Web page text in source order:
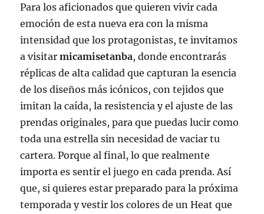
Para los aficionados que quieren vivir cada
emoción de esta nueva era con la misma
intensidad que los protagonistas, te invitamos
a visitarmicamisetanba, donde encontrarás
réplicas de alta calidad que capturan la esencia
de los diseños más icónicos, con tejidos que
imitan la caída, la resistencia y el ajuste de las
prendas originales, para que puedas lucir como
toda una estrella sin necesidad de vaciar tu
cartera. Porque al final, lo que realmente
importa es sentir el juego en cada prenda. Así
que, si quieres estar preparado para la próxima
temporada y vestir los colores de un Heat que